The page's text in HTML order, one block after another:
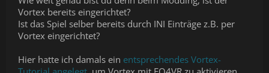
Vortex bereits eingerichtet?
Ist das Spiel selber bereits durch INI Einträge z.B. per
Vortex eingerichtet?
Hier hatte ich damals ein entsprechendes Vortex-